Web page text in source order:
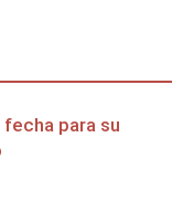
para su